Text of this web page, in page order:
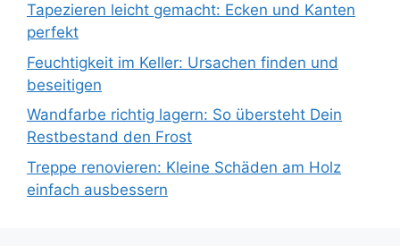
Tapezieren leicht gemacht: Ecken und Kanten
perfekt
Feuchtigkeit im Keller: Ursachen finden und
beseitigen
Wandfarbe richtig lagern: So übersteht Dein
Restbestand den Frost
Treppe renovieren: Kleine Schäden am Holz
einfach ausbessern